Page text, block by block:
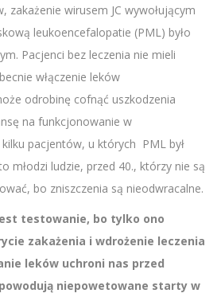
zakażenie wirusem JC wywołującym
leukoencefalopatie (PML) było
Pacjenci bez leczenia nie mieli
włączenie leków
odrobinę cofnąć uszkodzenia
na funkcjonowanie w
pacjentów, u których PML był
młodzi ludzie, przed 40., którzy nie są
bo zniszczenia są nieodwracalne.
testowanie, bo tylko ono
zakażenia i wdrożenie leczenia
leków uchroni nas przed
niepowetowane starty w